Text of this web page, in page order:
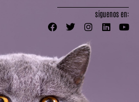
síguenos en: